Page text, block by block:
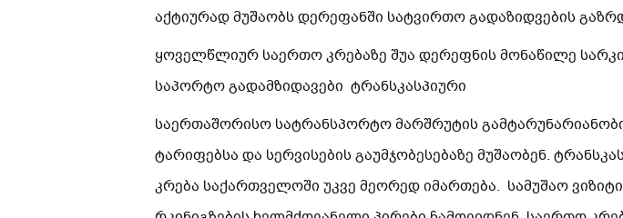
აქტიურად მუშაობს დერეფანში სატვირთო გადაზიდვების
ყოველწლიურ საერთო კრებაზე შუა დერეფნის მონაწილე
საპორტო გადამზიდავები ტრანსკასპიური
საერთაშორისო სატრანსპორტო მარშრუტის
ტარიფებსა და სერვისების გაუმჯობესებაზე მუშაობენ.
კრება საქართველოში უკვე მეორედ იმართება. სამუშაო